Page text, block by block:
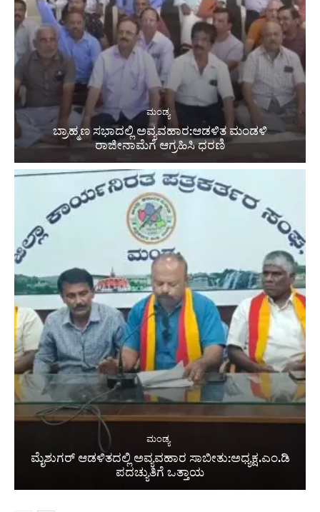
ಮಂಡ್ಯ
ಬ್ರಾಹ್ಮಣ ಸಭಾದಲ್ಲಿ ಅವ್ಯವಹಾರ:ಆಡಳಿತ ಮಂಡಳಿ
ರಾಜೀನಾಮೆಗೆ ಆಗ್ರಹಿಸಿ ಧರಣಿ
ಮಂಡ್ಯ
ಮೈಶುಗರ್ ಆಡಳಿತದಲ್ಲಿ ಅವ್ಯವಹಾರ ಸಾಬೀತು:ಅಧ್ಯಕ್ಷ.ಎಂ.ಡಿ
ಪದಚ್ಯುತಿಗೆ ಒತ್ತಾಯ